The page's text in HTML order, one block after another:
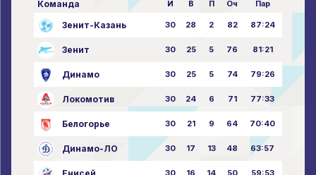
Команда И В П Оч Пар
Зенит-Казань 30 28 2 82 87:24
Зенит 30 25 5 76 81:21
Динамо 30 25 5 74 79:26
Локомотив 30 24 6 71 77:33
Белогорье 30 21 9 64 70:40
Динамо-ЛО 30 17 13 48 63:57
30 16 14 50 59:53